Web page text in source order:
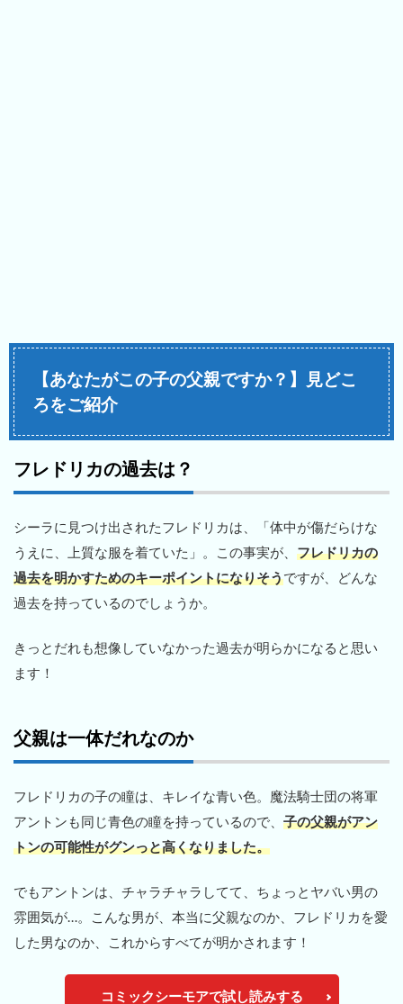
【あなたがこの子の父親ですか？】見どこ
ろをご紹介
フレドリカの過去は？
シーラに見つけ出されたフレドリカは、「体中が傷だらけな
うえに、上質な服を着ていた」。この事実が、 フレドリカの
過去を明かすためのキーポイントになりそうですが、どんな
過去を持っているのでしょうか。
きっとだれも想像していなかった過去が明らかになると思い
ます！
父親は一体だれなのか
フレドリカの子の瞳は、キレイな青い色。魔法騎士団の将軍
アントンも同じ青色の瞳を持っているので、 子の父親がアン
トンの可能性がグンっと高くなりました。
でもアントンは、チャラチャラしてて、ちょっとヤバい男の
雰囲気が…。こんな男が、本当に父親なのか、フレドリカを愛
した男なのか、これからすべてが明かされます！
コミックシーモアで試し読みする